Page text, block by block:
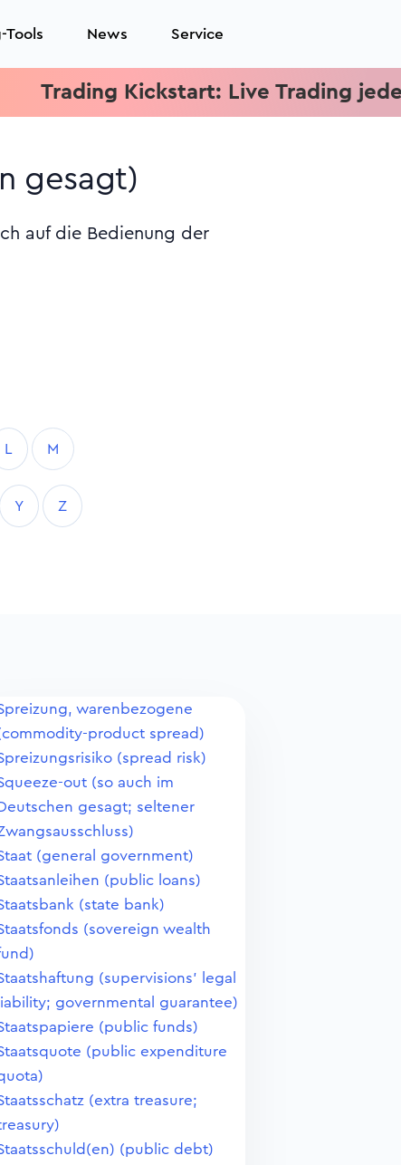
Tools News Service
Kickstart: Live Trading jeden
gesagt)
auf die Bedienung der
L M
Y Z
warenbezogene
product spread)
(spread risk)
out (so auch im
gesagt; seltener
(general government)
(public loans)
(state bank)
(sovereign wealth
(supervisions' legal
liability; governmental guarantee)
(public funds)
(public expenditure
(extra treasure;
(public debt)